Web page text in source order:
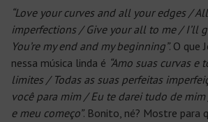
“Love your curves and all your edges /
imperfections / Give your all to me / I’ll
You’re my end and my beginning”. O que
nessa música linda é “Amo suas curvas e
limites / Todas as suas perfeitas
você para mim / Eu te darei tudo de
e meu começo”. Bonito, né? Mostre para